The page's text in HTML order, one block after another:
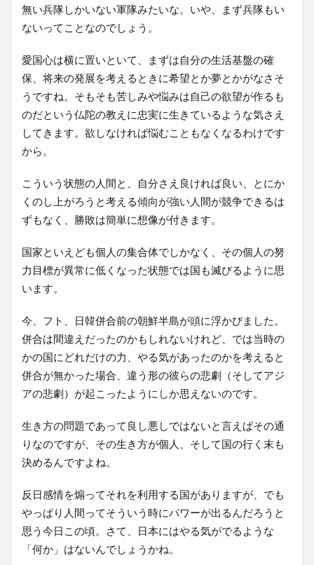
無い兵隊しかいない軍隊みたいな。いや、まず兵隊もい
ないってことなのでしょう。
愛国心は横に置いといて、まずは自分の生活基盤の確
保、将来の発展を考えるときに希望とか夢とかがなさそ
うですね。そもそも苦しみや悩みは自己の欲望が作るも
のだという仏陀の教えに忠実に生きているような気さえ
してきます。欲しなければ悩むこともなくなるわけです
から。
こういう状態の人間と、自分さえ良ければ良い、とにか
くのし上がろうと考える傾向が強い人間が競争できるは
ずもなく、勝敗は簡単に想像が付きます。
国家といえども個人の集合体でしかなく、その個人の努
力目標が異常に低くなった状態では国も滅びるように思
います。
今、フト、日韓併合前の朝鮮半島が頭に浮かびました。
併合は間違えだったのかもしれないけれど、では当時の
かの国にどれだけの力、やる気があったのかを考えると
併合が無かった場合、違う形の彼らの悲劇（そしてアジ
アの悲劇）が起こったようにしか思えないのです。
生き方の問題であって良し悪しではないと言えばその通
りなのですが、その生き方が個人、そして国の行く末も
決めるんですよね。
反日感情を煽ってそれを利用する国がありますが、でも
やっぱり人間ってそういう時にパワーが出るんだろうと
思う今日この頃。さて、日本にはやる気がでるような
「何か」はないんでしょうかね。